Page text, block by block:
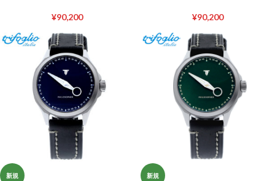
¥90,200 ¥90,200
新規 新規